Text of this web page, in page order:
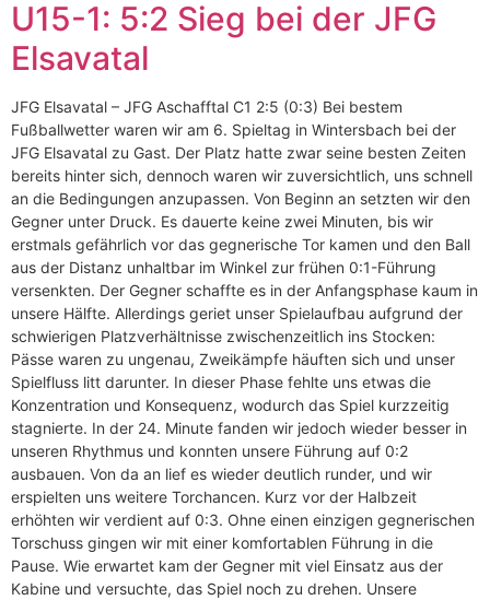
U15-1: 5:2 Sieg bei der JFG
Elsavatal
JFG Elsavatal – JFG Aschafftal C1 2:5 (0:3) Bei bestem
Fußballwetter waren wir am 6. Spieltag in Wintersbach bei der
JFG Elsavatal zu Gast. Der Platz hatte zwar seine besten Zeiten
bereits hinter sich, dennoch waren wir zuversichtlich, uns schnell
an die Bedingungen anzupassen. Von Beginn an setzten wir den
Gegner unter Druck. Es dauerte keine zwei Minuten, bis wir
erstmals gefährlich vor das gegnerische Tor kamen und den Ball
aus der Distanz unhaltbar im Winkel zur frühen 0:1-Führung
versenkten. Der Gegner schaffte es in der Anfangsphase kaum in
unsere Hälfte. Allerdings geriet unser Spielaufbau aufgrund der
schwierigen Platzverhältnisse zwischenzeitlich ins Stocken:
Pässe waren zu ungenau, Zweikämpfe häuften sich und unser
Spielfluss litt darunter. In dieser Phase fehlte uns etwas die
Konzentration und Konsequenz, wodurch das Spiel kurzzeitig
stagnierte. In der 24. Minute fanden wir jedoch wieder besser in
unseren Rhythmus und konnten unsere Führung auf 0:2
ausbauen. Von da an lief es wieder deutlich runder, und wir
erspielten uns weitere Torchancen. Kurz vor der Halbzeit
erhöhten wir verdient auf 0:3. Ohne einen einzigen gegnerischen
Torschuss gingen wir mit einer komfortablen Führung in die
Pause. Wie erwartet kam der Gegner mit viel Einsatz aus der
Kabine und versuchte, das Spiel noch zu drehen. Unsere